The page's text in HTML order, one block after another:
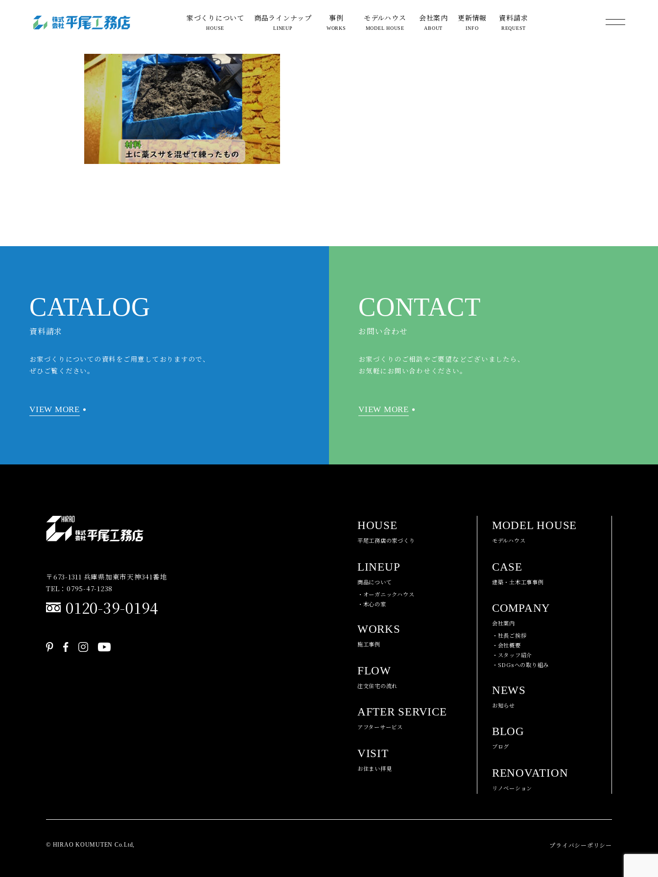
家づくりについて
HOUSE
商品ラインナップ
LINEUP
事例
WORKS
モデルハウス
MODEL HOUSE
会社案内
ABOUT
更新情報
INFO
資料請求
REQUEST
材料
2025.03.24
CATALOG
資料請求
お家づくりについての資料をご用意しておりますので、
ぜひご覧ください。
VIEW MORE
CONTACT
お問い合わせ
お家づくりのご相談やご要望などございましたら、
お気軽にお問い合わせください。
VIEW MORE
〒673-1311 兵庫県加東市天神341番地
TEL：0795-47-1238
0120-39-0194
HOUSE
平尾工務店の家づくり
LINEUP
商品について
・オーガニックハウス
・木心の家
WORKS
施工事例
FLOW
注文住宅の流れ
AFTER SERVICE
アフターサービス
VISIT
お住まい拝見
MODEL HOUSE
モデルハウス
CASE
建築・土木工事事例
COMPANY
会社案内
・社長ご挨拶
・会社概要
・スタッフ紹介
・SDGsへの取り組み
NEWS
お知らせ
BLOG
ブログ
RENOVATION
リノベーション
プライバシーポリシー
© HIRAO KOUMUTEN Co.Ltd,